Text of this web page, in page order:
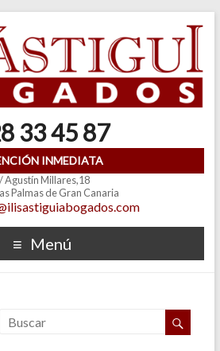
33 45 87
INMEDIATA
Agustín Millares,18
Palmas de Gran Canaria
Menú